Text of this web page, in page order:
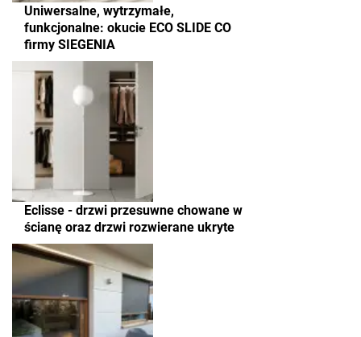
Uniwersalne, wytrzymałe,
funkcjonalne: okucie ECO SLIDE CO
firmy SIEGENIA
Eclisse - drzwi przesuwne chowane w
ścianę oraz drzwi rozwierane ukryte